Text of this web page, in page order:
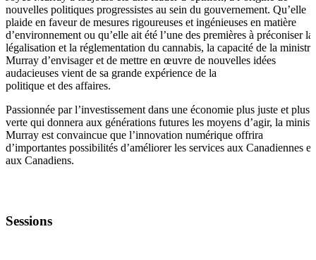
nouvelles politiques progressistes au sein du gouvernement. Qu’elle
plaide en faveur de mesures rigoureuses et ingénieuses en matière
d’environnement ou qu’elle ait été l’une des premières à préconiser la
légalisation et la réglementation du cannabis, la capacité de la ministre
Murray d’envisager et de mettre en œuvre de nouvelles idées
audacieuses vient de sa grande expérience de la
politique et des affaires.
Passionnée par l’investissement dans une économie plus juste et plus
verte qui donnera aux générations futures les moyens d’agir, la
Murray est convaincue que l’innovation numérique offrira
d’importantes possibilités d’améliorer les services aux Canadiennes et
aux Canadiens.
Sessions